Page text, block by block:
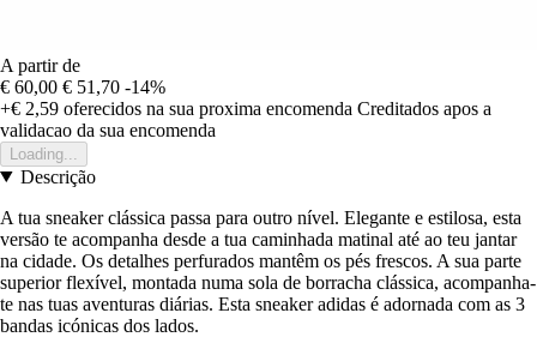
A partir de
€ 60,00 € 51,70 -14%
+€ 2,59 oferecidos na sua proxima encomenda Creditados apos a
validacao da sua encomenda
Loading...
Descrição
A tua sneaker clássica passa para outro nível. Elegante e estilosa, esta
versão te acompanha desde a tua caminhada matinal até ao teu jantar
na cidade. Os detalhes perfurados mantêm os pés frescos. A sua parte
superior flexível, montada numa sola de borracha clássica, acompanha-
te nas tuas aventuras diárias. Esta sneaker adidas é adornada com as 3
bandas icónicas dos lados.